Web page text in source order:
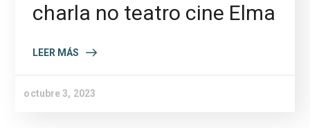
charla no teatro cine Elma
LEER MÁS
octubre 3, 2023